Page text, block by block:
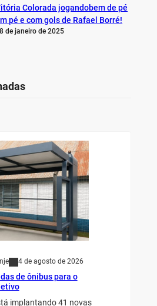
Colorada jogandobem de pé
pé e com gols de Rafael Borré!
de janeiro de 2025
4 de agosto de 2026
de ônibus para o
implantando 41 novas